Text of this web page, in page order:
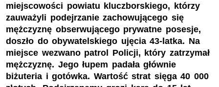
miejscowości powiatu kluczborskiego, którzy
zauważyli podejrzanie zachowującego się
mężczyznę obserwującego prywatne posesje,
doszło do obywatelskiego ujęcia 43-latka. Na
miejsce wezwano patrol Policji, który zatrzymał
mężczyznę. Jego łupem padała głównie
biżuteria i gotówka. Wartość strat sięga 40 000